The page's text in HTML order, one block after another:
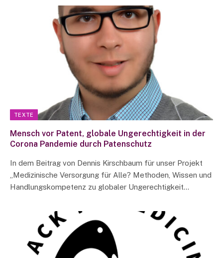
TEXTE
Mensch vor Patent, globale Ungerechtigkeit in der
Corona Pandemie durch Patenschutz
In dem Beitrag von Dennis Kirschbaum für unser Projekt
„Medizinische Versorgung für Alle? Methoden, Wissen und
Handlungskompetenz zu globaler Ungerechtigkeit…